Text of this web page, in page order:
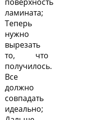
ламината;
Теперь
нужно
вырезать
то, что
получилось.
Все
должно
совпадать
идеально;